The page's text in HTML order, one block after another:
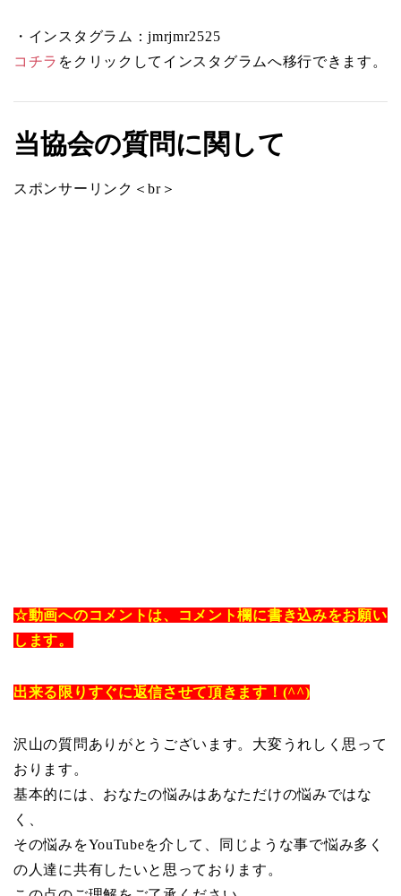
・インスタグラム：jmrjmr2525
コチラ をクリックしてインスタグラムへ移行できます。
当協会の質問に関して
スポンサーリンク＜br＞
☆動画へのコメントは、コメント欄に書き込みをお願い
します。
出来る限りすぐに返信させて頂きます！(^^)
沢山の質問ありがとうございます。大変うれしく思って
おります。
基本的には、おなたの悩みはあなただけの悩みではな
く、
その悩みをYouTubeを介して、同じような事で悩み多く
の人達に共有したいと思っております。